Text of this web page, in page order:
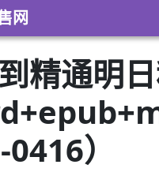
网
精通明
）